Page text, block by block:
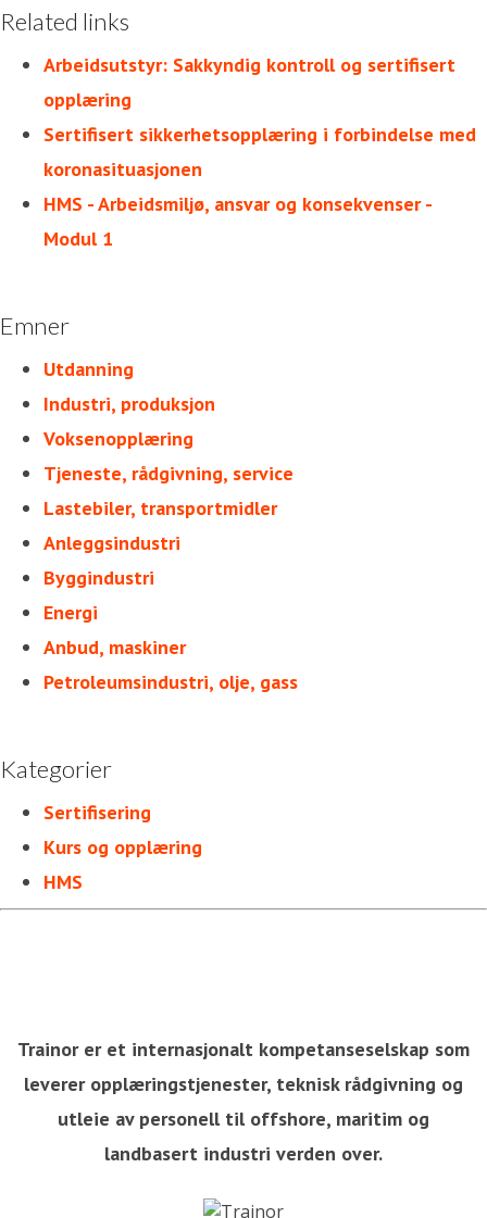
Related links
Arbeidsutstyr: Sakkyndig kontroll og sertifisert
opplæring
Sertifisert sikkerhetsopplæring i forbindelse med
koronasituasjonen
HMS - Arbeidsmiljø, ansvar og konsekvenser -
Modul 1
Emner
Utdanning
Industri, produksjon
Voksenopplæring
Tjeneste, rådgivning, service
Lastebiler, transportmidler
Anleggsindustri
Byggindustri
Energi
Anbud, maskiner
Petroleumsindustri, olje, gass
Kategorier
Sertifisering
Kurs og opplæring
HMS
Trainor er et internasjonalt kompetanseselskap som
leverer opplæringstjenester, teknisk rådgivning og
utleie av personell til offshore, maritim og
landbasert industri verden over.